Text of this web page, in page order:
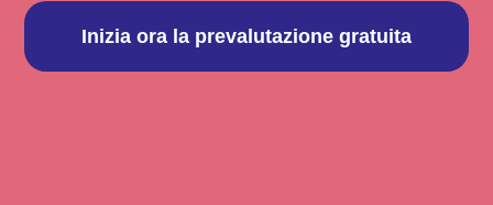
Inizia ora la prevalutazione gratuita